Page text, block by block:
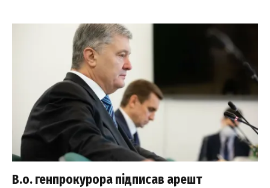
В.о. генпрокурора підписав арешт